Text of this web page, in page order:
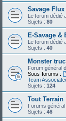
Savage Flux
Le forum dédié
Sujets : 80
E-Savage &
Le forum dédié
Sujets : 40
Monster
Forum général
Sous-forums :
Team
Sujets : 124
Tout Terrain
Forums
Sujets : 46